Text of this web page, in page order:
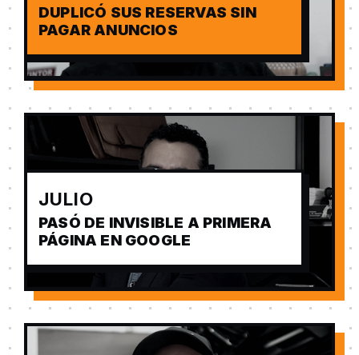
DUPLICÓ SUS RESERVAS SIN
PAGAR ANUNCIOS
JULIO
PASÓ DE INVISIBLE A PRIMERA
PÁGINA EN GOOGLE